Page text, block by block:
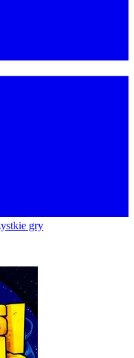
gry